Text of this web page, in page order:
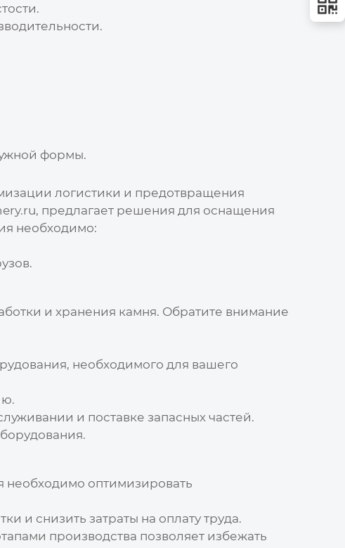
формы.
логистики и предотвращения
, предлагает решения для оснащения
необходимо:
и хранения камня. Обратите внимание
необходимого для вашего
и поставке запасных частей.
необходимо оптимизировать
и снизить затраты на оплату труда.
производства позволяет избежать